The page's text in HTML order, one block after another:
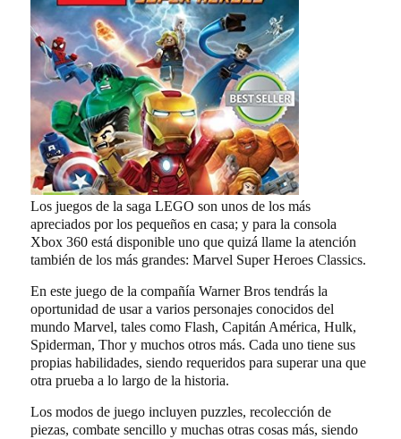
Los juegos de la saga LEGO son unos de los más
apreciados por los pequeños en casa; y para la consola
Xbox 360 está disponible uno que quizá llame la atención
también de los más grandes: Marvel Super Heroes Classics.
En este juego de la compañía Warner Bros tendrás la
oportunidad de usar a varios personajes conocidos del
mundo Marvel, tales como Flash, Capitán América, Hulk,
Spiderman, Thor y muchos otros más. Cada uno tiene sus
propias habilidades, siendo requeridos para superar una que
otra prueba a lo largo de la historia.
Los modos de juego incluyen puzzles, recolección de
piezas, combate sencillo y muchas otras cosas más, siendo